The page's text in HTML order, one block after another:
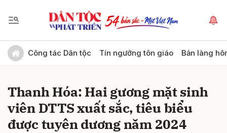
Công tác Dân tộc Tín ngưỡng tôn giáo Bản làng
Thanh Hóa: Hai gương mặt sinh
viên DTTS xuất sắc, tiêu biểu
được tuyên dương năm 2024
Gửi bình luận